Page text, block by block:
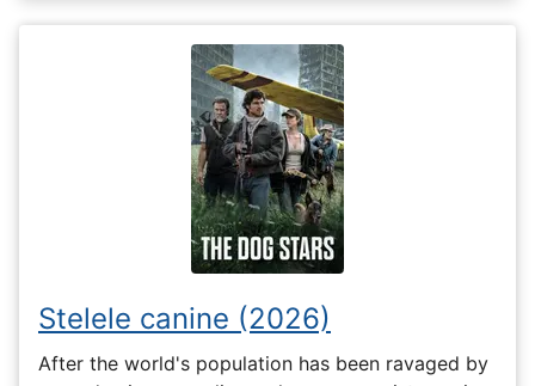
Stelele canine (2026)
After the world's population has been ravaged by